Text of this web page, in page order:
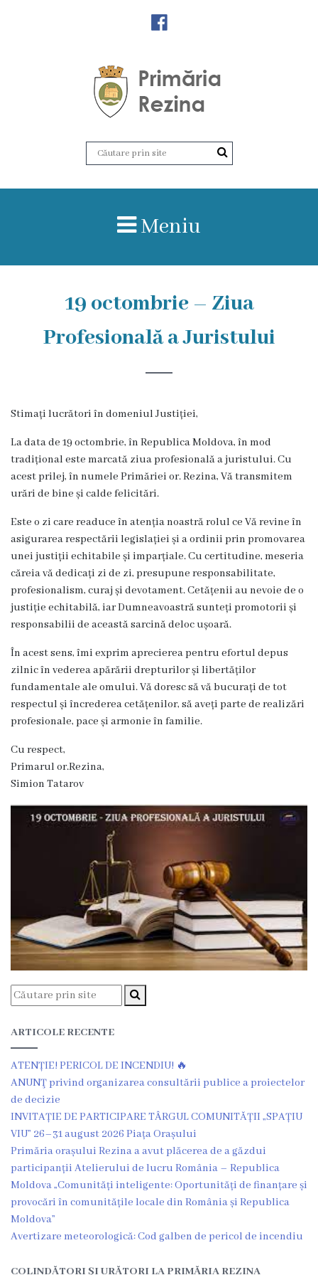
Amalgamare
Rezina
de
audiență
Primarul
Aparatul
primăriei
Competențele
primarului
Dispozițiile
primarului
Plăți
încasate
Întreprinderi
subordonate
Grădinița
,,Leagănul
copilăriei”
nr.2
,,Andrieș”
Grădinița
nr.5
,,Bucuria”
Grădinița
nr.6
,,Cocoșelul
de
Meniu
19 octombrie – Ziua
Profesională a Juristului
Stimați lucrători în domeniul Justiției,
La data de 19 octombrie, în Republica Moldova, în mod
tradițional este marcată ziua profesională a juristului. Cu
acest prilej, în numele Primăriei or. Rezina, Vă transmitem
urări de bine și calde felicitări.
Este o zi care readuce în atenția noastră rolul ce Vă revine în
asigurarea respectării legislației și a ordinii prin promovarea
unei justiții echitabile și imparțiale. Cu certitudine, meseria
căreia vă dedicați zi de zi, presupune responsabilitate,
profesionalism, curaj și devotament. Cetățenii au nevoie de o
justiție echitabilă, iar Dumneavoastră sunteți promotorii și
responsabilii de această sarcină deloc ușoară.
În acest sens, îmi exprim aprecierea pentru efortul depus
zilnic în vederea apărării drepturilor și libertăților
fundamentale ale omului. Vă doresc să vă bucurați de tot
respectul și încrederea cetățenilor, să aveți parte de realizări
profesionale, pace și armonie în familie.
Cu respect,
Primarul or.Rezina,
Simion Tatarov
ARTICOLE RECENTE
ATENȚIE! PERICOL DE INCENDIU! 🔥
ANUNŢ privind organizarea consultării publice a proiectelor
de decizie
INVITAȚIE DE PARTICIPARE TÂRGUL COMUNITĂȚII „SPAȚIU
VIU” 26–31 august 2026 Piața Orașului
Primăria orașului Rezina a avut plăcerea de a găzdui
participanții Atelierului de lucru România – Republica
Moldova „Comunități inteligente: Oportunități de finanțare și
provocări în comunitățile locale din România și Republica
Moldova”
Avertizare meteorologică: Cod galben de pericol de incendiu
COLINDĂTORI ȘI URĂTORI LA PRIMĂRIA REZINA